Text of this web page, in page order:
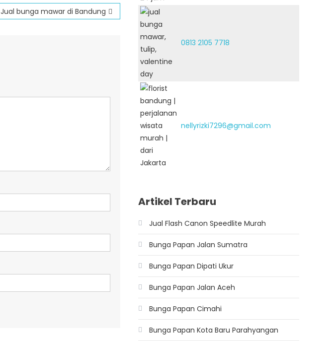
Jual bunga mawar di Bandung
0813 2105 7718
nellyrizki7296@gmail.com
Artikel Terbaru
Jual Flash Canon Speedlite Murah
Bunga Papan Jalan Sumatra
Bunga Papan Dipati Ukur
Bunga Papan Jalan Aceh
Bunga Papan Cimahi
Bunga Papan Kota Baru Parahyangan